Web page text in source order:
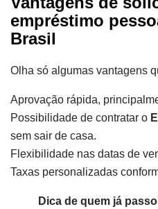
empréstimo
Brasil
Olha só algumas vantagens
Aprovação rápida,
Possibilidade de contratar o
sem sair de casa.
Flexibilidade nas datas de
Taxas personalizadas
Dica de quem já